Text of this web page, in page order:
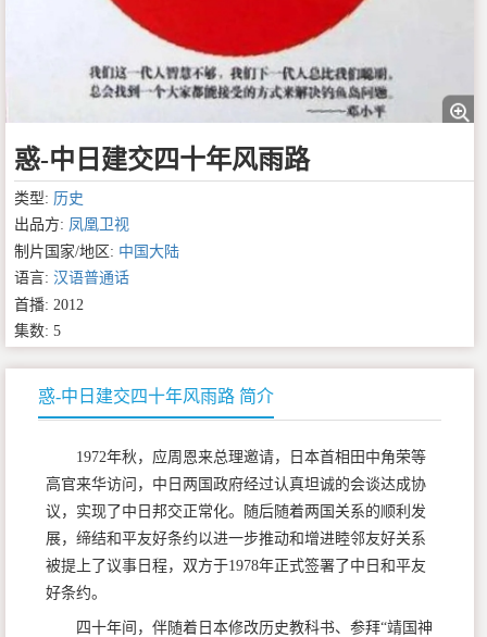
惑-中日建交四十年风雨路
类型: 历史
出品方: 凤凰卫视
制片国家/地区: 中国大陆
语言: 汉语普通话
首播: 2012
集数: 5
惑-中日建交四十年风雨路 简介
1972年秋，应周恩来总理邀请，日本首相田中角荣等
高官来华访问，中日两国政府经过认真坦诚的会谈达成协
议，实现了中日邦交正常化。随后随着两国关系的顺利发
展，缔结和平友好条约以进一步推动和增进睦邻友好关系
被提上了议事日程，双方于1978年正式签署了中日和平友
好条约。
四十年间，伴随着日本修改历史教科书、参拜“靖国神